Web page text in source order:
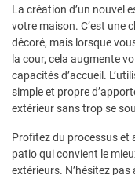
La création d’un nouvel
votre maison. C’est une
décoré, mais lorsque
la cour, cela augmente
capacités d’accueil.
simple et propre
extérieur sans trop se
Profitez du processus et
patio qui convient le
extérieurs. N’hésitez